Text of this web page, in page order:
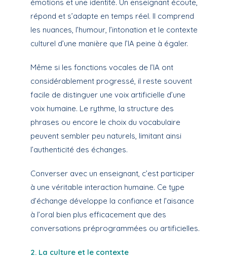
émotions et une identité. Un enseignant écoute,
répond et s’adapte en temps réel. Il comprend
les nuances, l’humour, l’intonation et le contexte
culturel d’une manière que l’IA peine à égaler.
Même si les fonctions vocales de l’IA ont
considérablement progressé, il reste souvent
facile de distinguer une voix artificielle d’une
voix humaine. Le rythme, la structure des
phrases ou encore le choix du vocabulaire
peuvent sembler peu naturels, limitant ainsi
l’authenticité des échanges.
Converser avec un enseignant, c’est participer
à une véritable interaction humaine. Ce type
d’échange développe la confiance et l’aisance
à l’oral bien plus efficacement que des
conversations préprogrammées ou artificielles.
2. La culture et le contexte